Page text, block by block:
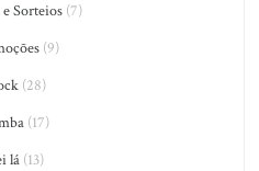
Sorteios(7)
(9)
(28)
(17)
lá (13)